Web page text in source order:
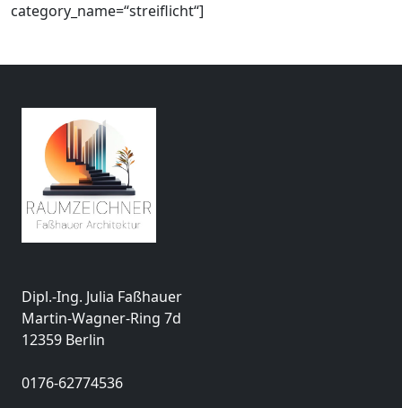
category_name=“streiflicht“]
Dipl.-Ing. Julia Faßhauer
Martin-Wagner-Ring 7d
12359 Berlin
0176-62774536